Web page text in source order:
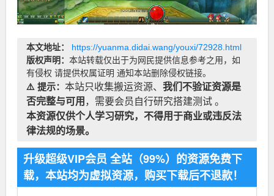
本文地址：
https://yuanma.didai.wang/youxi/72928.html
版权声明： 本站转载仅出于为网民提供信息参考之用，如
有侵权 请提供权属证明 通知本站删除侵权链接。
⚠️ 提示： 本站只收集搬运资源、 我们不验证资源是
否完整与可用 ，需要会员自行研究搭建测试 。
本资源仅供个人学习研究，不得用于商业或违反法
律法规的场景。
升级超级VIP会员 全站（99%）的资源免费下
载，本站均为虚拟资源，购买下载后不退款！